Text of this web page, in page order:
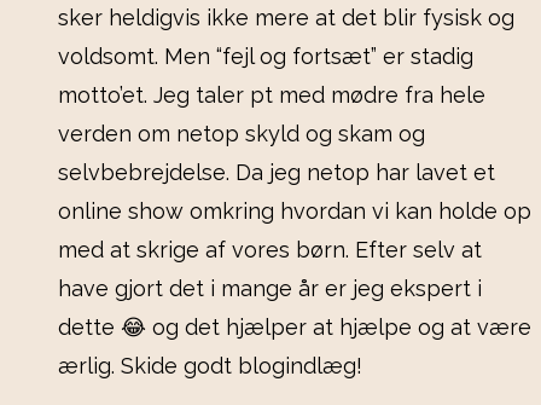
sker heldigvis ikke mere at det blir fysisk og
voldsomt. Men “fejl og fortsæt” er stadig
motto’et. Jeg taler pt med mødre fra hele
verden om netop skyld og skam og
selvbebrejdelse. Da jeg netop har lavet et
online show omkring hvordan vi kan holde op
med at skrige af vores børn. Efter selv at
have gjort det i mange år er jeg ekspert i
dette 😂 og det hjælper at hjælpe og at være
ærlig. Skide godt blogindlæg!